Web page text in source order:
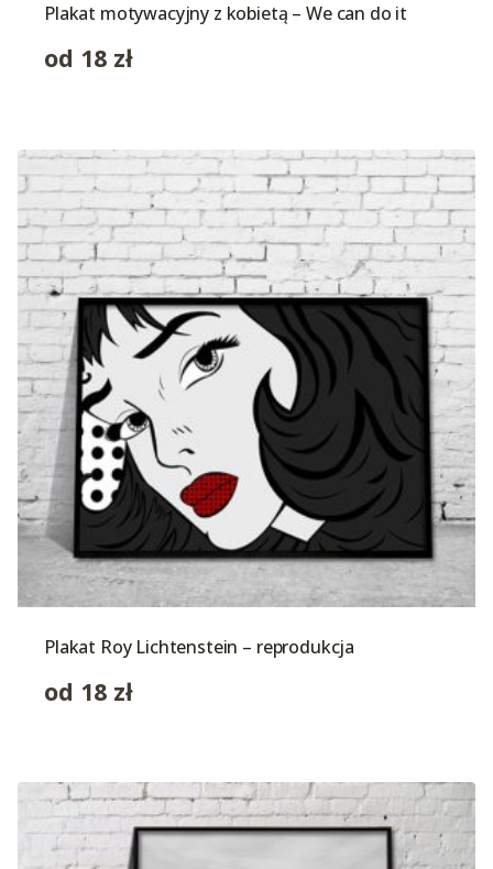
Plakat motywacyjny z kobietą – We can do it
od 18 zł
Plakat Roy Lichtenstein – reprodukcja
od 18 zł